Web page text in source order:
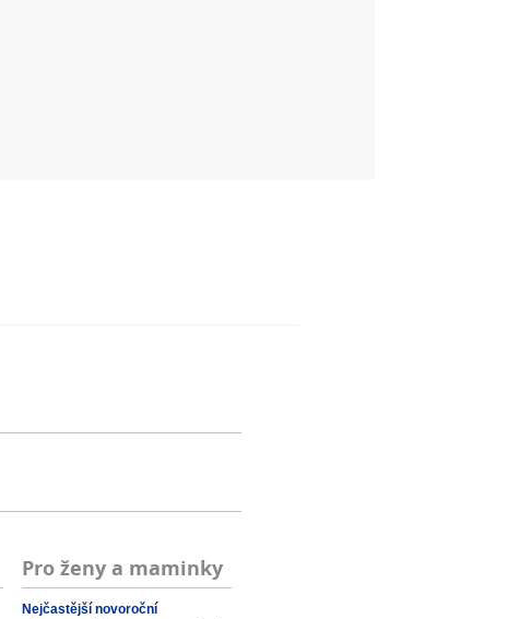
Pro ženy a maminky
Nejčastější novoroční